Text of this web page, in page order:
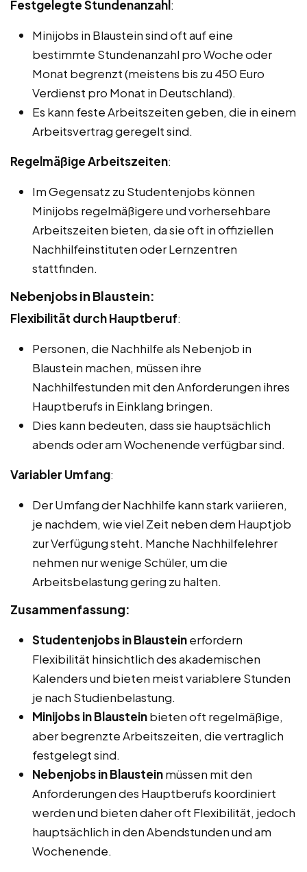
Festgelegte Stundenanzahl :
Minijobs in Blaustein sind oft auf eine
bestimmte Stundenanzahl pro Woche oder
Monat begrenzt (meistens bis zu 450 Euro
Verdienst pro Monat in Deutschland).
Es kann feste Arbeitszeiten geben, die in einem
Arbeitsvertrag geregelt sind.
Regelmäßige Arbeitszeiten:
Im Gegensatz zu Studentenjobs können
Minijobs regelmäßigere und vorhersehbare
Arbeitszeiten bieten, da sie oft in offiziellen
Nachhilfeinstituten oder Lernzentren
stattfinden.
Nebenjobs in Blaustein:
Flexibilität durch Hauptberuf:
Personen, die Nachhilfe als Nebenjob in
Blaustein machen, müssen ihre
Nachhilfestunden mit den Anforderungen ihres
Hauptberufs in Einklang bringen.
Dies kann bedeuten, dass sie hauptsächlich
abends oder am Wochenende verfügbar sind.
Variabler Umfang:
Der Umfang der Nachhilfe kann stark variieren,
je nachdem, wie viel Zeit neben dem Hauptjob
zur Verfügung steht. Manche Nachhilfelehrer
nehmen nur wenige Schüler, um die
Arbeitsbelastung gering zu halten.
Zusammenfassung:
Studentenjobs in Blausteinerfordern
Flexibilität hinsichtlich des akademischen
Kalenders und bieten meist variablere Stunden
je nach Studienbelastung.
Minijobs in Blausteinbieten oft regelmäßige,
aber begrenzte Arbeitszeiten, die vertraglich
festgelegt sind.
Nebenjobs in Blausteinmüssen mit den
Anforderungen des Hauptberufs koordiniert
werden und bieten daher oft Flexibilität, jedoch
hauptsächlich in den Abendstunden und am
Wochenende.